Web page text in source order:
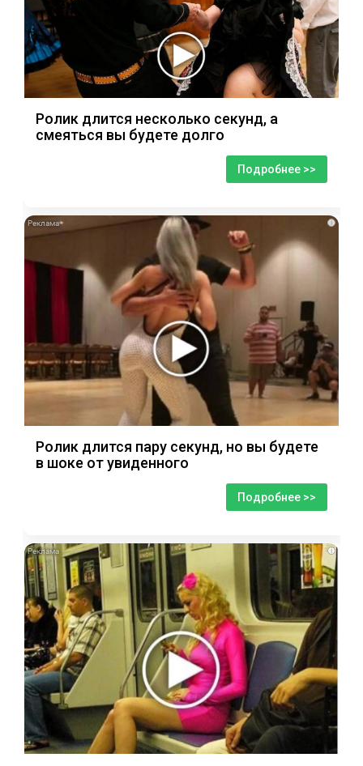
Ролик длится несколько секунд, а
смеяться вы будете долго
Подробнее >>
i
Ролик длится пару секунд, но вы будете
в шоке от увиденного
Подробнее >>
i